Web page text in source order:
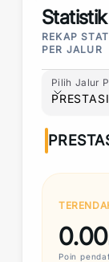
Statistik
REKAP
PER JALUR
Pilih
Pilih Jalur
0.00
Poin